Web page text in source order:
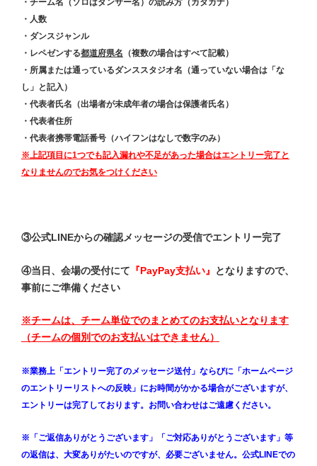
・チーム名（ソロはダンサー名）の読み方（カタカナ）
・人数
・ダンスジャンル
・レペゼンする都道府県名 （複数の場合はすべて記載）
・所属または通っているダンススタジオ名（通っていない場合は「な
し」と記入）
・代表者氏名（出場者が未成年者の場合は保護者氏名）
・代表者住所
・代表者携帯電話番号（ハイフンはなしで数字のみ）
※上記項目に1つでも記入漏れや不足があった場合はエントリー完了と
なりませんのでお気をつけください
③公式LINEからの確認メッセージの受信でエントリー完了
④当日、会場の受付にて 『PayPay支払い』
となりますので、
事前にご準備ください
※チームは、チーム単位でのまとめてのお支払いとなります
（チームの個別でのお支払いはできません）
※業務上「エントリー完了のメッセージ送付」ならびに「ホームページ
のエントリーリストへの反映」にお時間がかかる場合がございますが、
エントリーは完了しております。お問い合わせはご遠慮ください。
※「ご返信ありがとうございます」「ご対応ありがとうございます」等
の返信は、大変ありがたいのですが、必要ございません。公式LINEでの